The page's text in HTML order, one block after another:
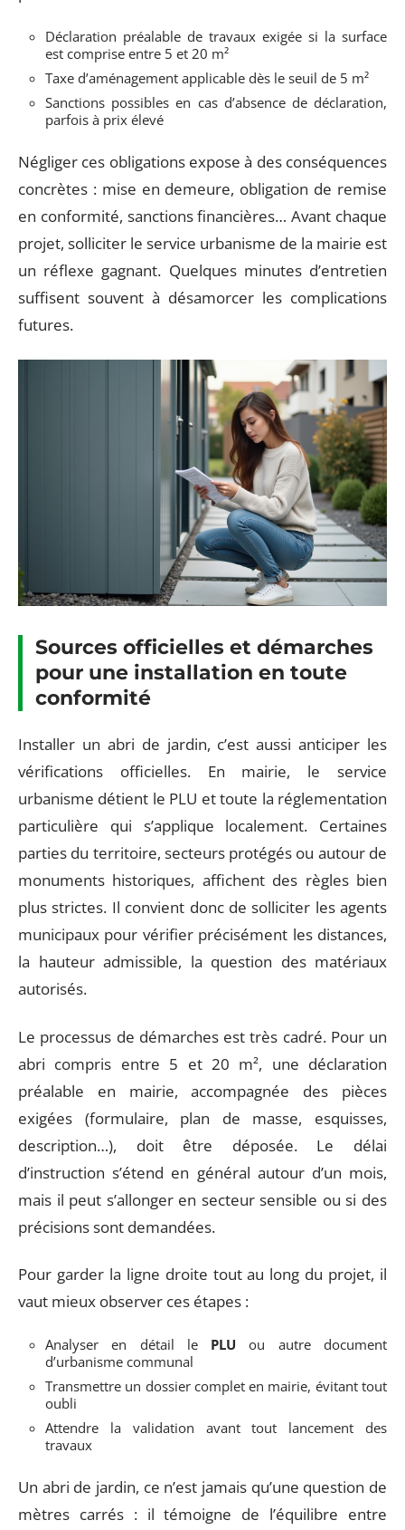
Déclaration préalable de travaux exigée si la surface
est comprise entre 5 et 20 m²
Taxe d’aménagement applicable dès le seuil de 5 m²
Sanctions possibles en cas d’absence de déclaration,
parfois à prix élevé
Négliger ces obligations expose à des conséquences
concrètes : mise en demeure, obligation de remise
en conformité, sanctions financières… Avant chaque
projet, solliciter le service urbanisme de la mairie est
un réflexe gagnant. Quelques minutes d’entretien
suffisent souvent à désamorcer les complications
futures.
Sources officielles et démarches
pour une installation en toute
conformité
Installer un abri de jardin, c’est aussi anticiper les
vérifications officielles. En mairie, le service
urbanisme détient le PLU et toute la réglementation
particulière qui s’applique localement. Certaines
parties du territoire, secteurs protégés ou autour de
monuments historiques, affichent des règles bien
plus strictes. Il convient donc de solliciter les agents
municipaux pour vérifier précisément les distances,
la hauteur admissible, la question des matériaux
autorisés.
Le processus de démarches est très cadré. Pour un
abri compris entre 5 et 20 m², une déclaration
préalable en mairie, accompagnée des pièces
exigées (formulaire, plan de masse, esquisses,
description…), doit être déposée. Le délai
d’instruction s’étend en général autour d’un mois,
mais il peut s’allonger en secteur sensible ou si des
précisions sont demandées.
Pour garder la ligne droite tout au long du projet, il
vaut mieux observer ces étapes :
Analyser en détail le PLU ou autre document
d’urbanisme communal
Transmettre un dossier complet en mairie, évitant tout
oubli
Attendre la validation avant tout lancement des
travaux
Un abri de jardin, ce n’est jamais qu’une question de
mètres carrés : il témoigne de l’équilibre entre